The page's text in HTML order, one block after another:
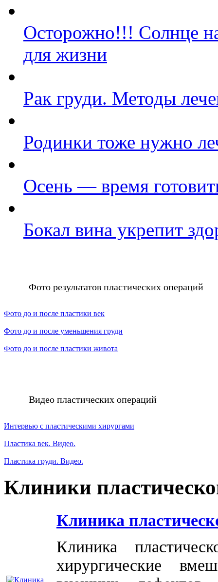
Осторожно!!! Солнце
для жизни
Рак груди. Методы
Родинки тоже нужно
Осень — время
Бокал вина укрепит
Фото результатов пластических операций
Фото до и после пластики век
Фото до и после уменьшения груди
Фото до и после пластики живота
Видео пластических операций
Интервью с пластическими хирургами
Пластика век. Видео.
Пластика груди. Видео.
Клиники
Клиника
Клиника
хирургические